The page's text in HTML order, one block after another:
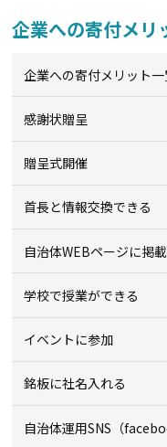
企業への寄付メリ
企業への寄付メリット
感謝状贈呈
贈呈式開催
首長と情報交換できる
自治体WEBページに掲載
学校で授業ができる
イベントに参加
銘板に社名入れる
自治体運用SNS（